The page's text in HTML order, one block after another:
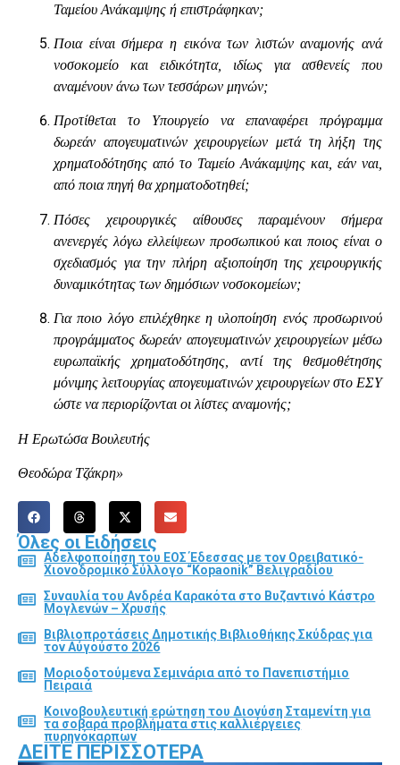
Ταμείου Ανάκαμψης ή επιστράφηκαν;
Ποια είναι σήμερα η εικόνα των λιστών αναμονής ανά
νοσοκομείο και ειδικότητα, ιδίως για ασθενείς που
αναμένουν άνω των τεσσάρων μηνών;
Προτίθεται το Υπουργείο να επαναφέρει πρόγραμμα
δωρεάν απογευματινών χειρουργείων μετά τη λήξη της
χρηματοδότησης από το Ταμείο Ανάκαμψης και, εάν ναι,
από ποια πηγή θα χρηματοδοτηθεί;
Πόσες χειρουργικές αίθουσες παραμένουν σήμερα
ανενεργές λόγω ελλείψεων προσωπικού και ποιος είναι ο
σχεδιασμός για την πλήρη αξιοποίηση της χειρουργικής
δυναμικότητας των δημόσιων νοσοκομείων;
Για ποιο λόγο επιλέχθηκε η υλοποίηση ενός προσωρινού
προγράμματος δωρεάν απογευματινών χειρουργείων μέσω
ευρωπαϊκής χρηματοδότησης, αντί της θεσμοθέτησης
μόνιμης λειτουργίας απογευματινών χειρουργείων στο ΕΣΥ
ώστε να περιορίζονται οι λίστες αναμονής;
Η Ερωτώσα Βουλευτής
Θεοδώρα Τζάκρη»
Όλες οι Ειδήσεις
Αδελφοποίηση του ΕΟΣ Έδεσσας με τον Ορειβατικό-
Χιονοδρομικό Σύλλογο “Kopaonik” Βελιγραδίου
Συναυλία του Ανδρέα Καρακότα στο Βυζαντινό Κάστρο
Μογλενών – Χρυσής
Βιβλιοπροτάσεις Δημοτικής Βιβλιοθήκης Σκύδρας για
τον Αύγούστο 2026
Μοριοδοτούμενα Σεμινάρια από το Πανεπιστήμιο
Πειραιά
Κοινοβουλευτική ερώτηση του Διονύση Σταμενίτη για
τα σοβαρά προβλήματα στις καλλιέργειες
πυρηνόκαρπων
ΔΕΊΤΕ ΠΕΡΙΣΣΌΤΕΡΑ